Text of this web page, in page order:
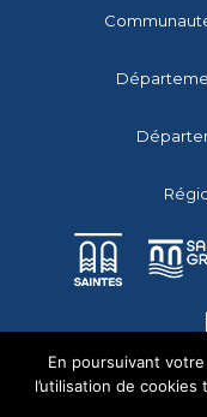
En poursuivant
l’utilisation de